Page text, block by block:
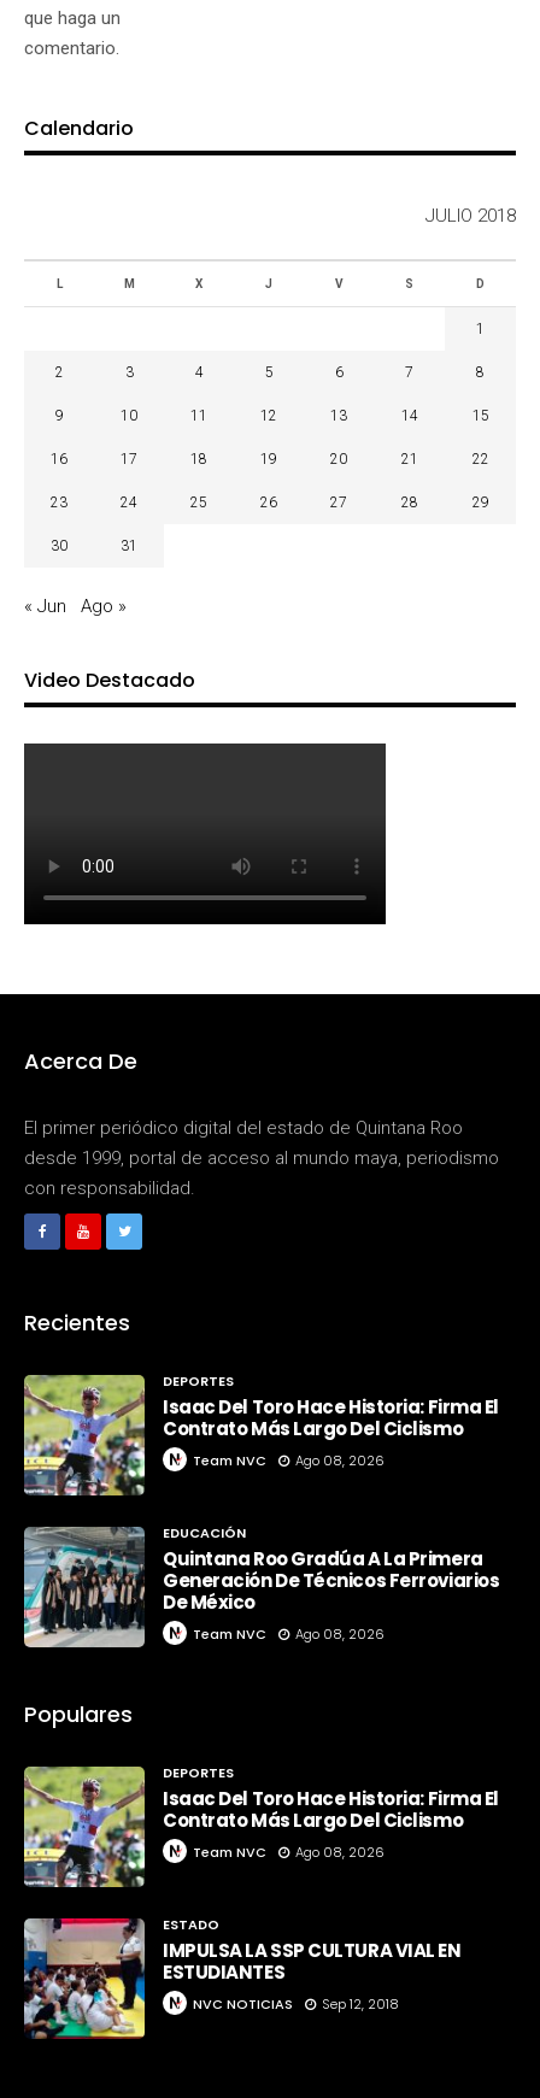
que haga un
comentario.
Calendario
JULIO 2018
L M X J V S D
1
2 3 4 5 6 7 8
9 10 11 12 13 14 15
16 17 18 19 20 21 22
23 24 25 26 27 28 29
30 31
« Jun Ago »
Video Destacado
Acerca De
El primer periódico digital del estado de Quintana Roo
desde 1999, portal de acceso al mundo maya, periodismo
con responsabilidad.
Recientes
DEPORTES
Isaac Del Toro Hace Historia: Firma El
Contrato Más Largo Del Ciclismo
Team NVC Ago 08, 2026
EDUCACIÓN
Quintana Roo Gradúa A La Primera
Generación De Técnicos Ferroviarios
De México
Team NVC Ago 08, 2026
Populares
DEPORTES
Isaac Del Toro Hace Historia: Firma El
Contrato Más Largo Del Ciclismo
Team NVC Ago 08, 2026
ESTADO
IMPULSA LA SSP CULTURA VIAL EN
ESTUDIANTES
NVC NOTICIAS Sep 12, 2018